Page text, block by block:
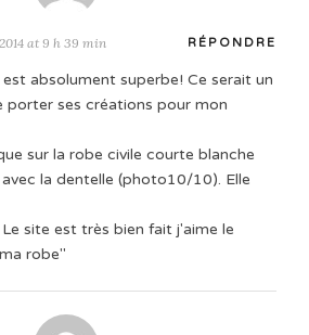
at 9 h 39 min RÉPONDRE
absolument superbe! Ce serait un
porter ses créations pour mon
sur la robe civile courte blanche
la dentelle (photo10/10). Elle
site est très bien fait j'aime le
robe"